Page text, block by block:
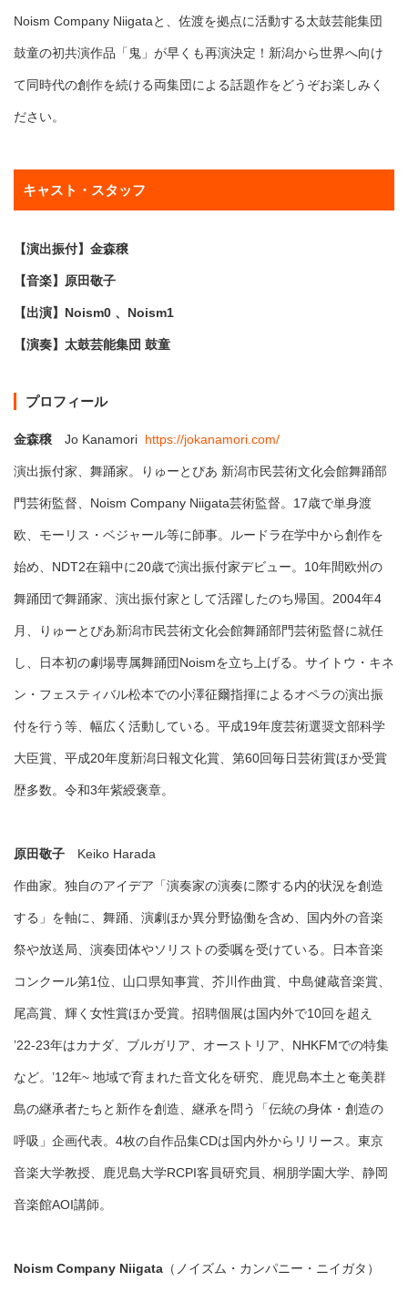
Noism Company Niigataと、佐渡を拠点に活動する太鼓芸能集団
鼓童の初共演作品「鬼」が早くも再演決定！新潟から世界へ向け
て同時代の創作を続ける両集団による話題作をどうぞお楽しみく
ださい。
キャスト・スタッフ
【演出振付】金森穣
【音楽】原田敬子
【出演】Noism0 、Noism1
【演奏】太鼓芸能集団 鼓童
プロフィール
金森穣 Jo Kanamori https://jokanamori.com/
演出振付家、舞踊家。りゅーとぴあ 新潟市民芸術文化会館舞踊部
門芸術監督、Noism Company Niigata芸術監督。17歳で単身渡
欧、モーリス・ベジャール等に師事。ルードラ在学中から創作を
始め、NDT2在籍中に20歳で演出振付家デビュー。10年間欧州の
舞踊団で舞踊家、演出振付家として活躍したのち帰国。2004年4
月、りゅーとぴあ新潟市民芸術文化会館舞踊部門芸術監督に就任
し、日本初の劇場専属舞踊団Noismを立ち上げる。サイトウ・キネ
ン・フェスティバル松本での小澤征爾指揮によるオペラの演出振
付を行う等、幅広く活動している。平成19年度芸術選奨文部科学
大臣賞、平成20年度新潟日報文化賞、第60回毎日芸術賞ほか受賞
歴多数。令和3年紫綬褒章。
原田敬子 Keiko Harada
作曲家。独自のアイデア「演奏家の演奏に際する内的状況を創造
する」を軸に、舞踊、演劇ほか異分野協働を含め、国内外の音楽
祭や放送局、演奏団体やソリストの委嘱を受けている。日本音楽
コンクール第1位、山口県知事賞、芥川作曲賞、中島健蔵音楽賞、
尾高賞、輝く女性賞ほか受賞。招聘個展は国内外で10回を超え
’22-23年はカナダ、ブルガリア、オーストリア、NHKFMでの特集
など。’12年~ 地域で育まれた音文化を研究、鹿児島本土と奄美群
島の継承者たちと新作を創造、継承を問う「伝統の身体・創造の
呼吸」企画代表。4枚の自作品集CDは国内外からリリース。東京
音楽大学教授、鹿児島大学RCPI客員研究員、桐朋学園大学、静岡
音楽館AOI講師。
Noism Company Niigata （ノイズム・カンパニー・ニイガタ）